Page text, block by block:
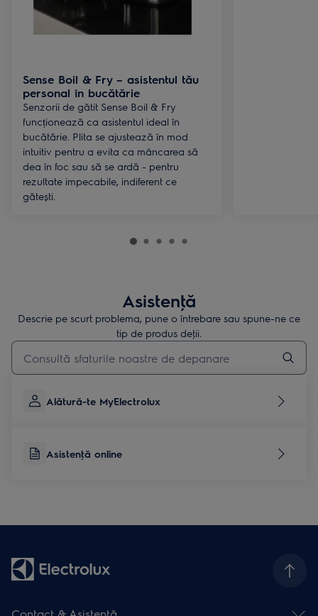
Sense Boil & Fry – asistentul tău
personal în bucătărie
Senzorii de gătit Sense Boil & Fry
funcționează ca asistentul ideal în
bucătărie. Plita se ajustează în mod
intuitiv pentru a evita ca mâncarea să
dea în foc sau să se ardă - pentru
rezultate impecabile, indiferent ce
gătești.
Asistenţă
Descrie pe scurt problema, pune o întrebare sau spune-ne ce
tip de produs deţii.
Type to search for support articles
Alătură-te MyElectrolux
Asistenţă online